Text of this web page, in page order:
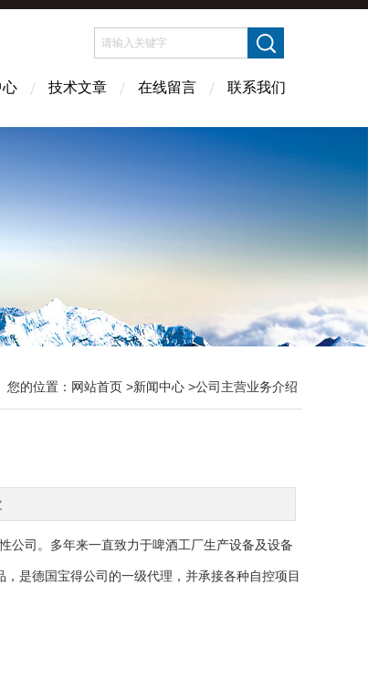
心 技术文章 在线留言 联系我们
您的位置： 网站首页 >新闻中心 >公司主营业务介绍
公司。多年来一直致力于啤酒工厂生产设备及设备
是德国宝得公司的一级代理，并承接各种自控项目